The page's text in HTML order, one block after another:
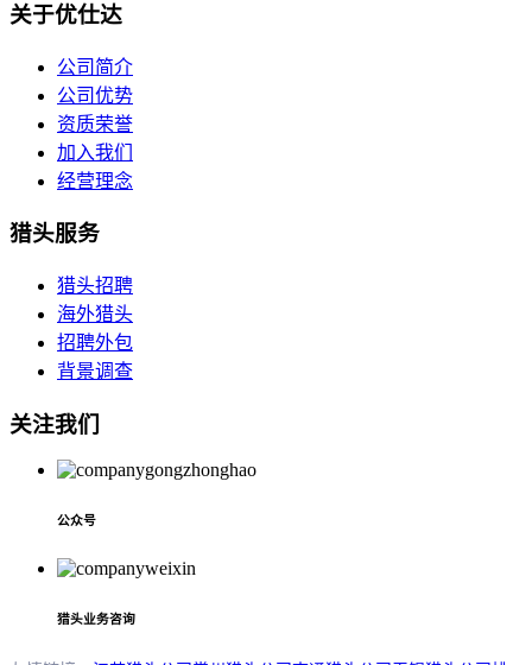
关于优仕达
公司简介
公司优势
资质荣誉
加入我们
经营理念
猎头服务
猎头招聘
海外猎头
招聘外包
背景调查
关注我们
公众号
猎头业务咨询